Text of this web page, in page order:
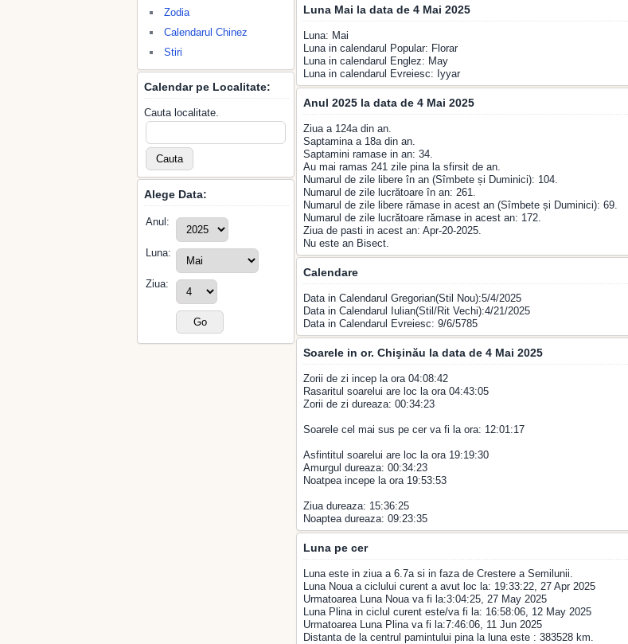
Zodia
Calendarul Chinez
Stiri
Calendar pe Localitate:
Cauta localitate.
Alege Data:
Anul:
Luna:
Ziua:
Luna Mai la data de 4 Mai 2025
Luna: Mai
Luna in calendarul Popular: Florar
Luna in calendarul Englez: May
Luna in calendarul Evreiesc: Iyyar
Anul 2025 la data de 4 Mai 2025
Ziua a 124a din an.
Saptamina a 18a din an.
Saptamini ramase in an: 34.
Au mai ramas 241 zile pina la sfirsit de an.
Numarul de zile libere în an (Sîmbete și Duminici): 104.
Numarul de zile lucrătoare în an: 261.
Numarul de zile libere rămase in acest an (Sîmbete și Duminici): 69.
Numarul de zile lucrătoare rămase in acest an: 172.
Ziua de pasti in acest an: Apr-20-2025.
Nu este an Bisect.
Calendare
Data in Calendarul Gregorian(Stil Nou):5/4/2025
Data in Calendarul Iulian(Stil/Rit Vechi):4/21/2025
Data in Calendarul Evreiesc: 9/6/5785
Soarele in or. Chişinău la data de 4 Mai 2025
Zorii de zi incep la ora 04:08:42
Rasaritul soarelui are loc la ora 04:43:05
Zorii de zi dureaza: 00:34:23
Soarele cel mai sus pe cer va fi la ora: 12:01:17
Asfintitul soarelui are loc la ora 19:19:30
Amurgul dureaza: 00:34:23
Noatpea incepe la ora 19:53:53
Ziua dureaza: 15:36:25
Noaptea dureaza: 09:23:35
Luna pe cer
Luna este in ziua a 6.7a si in faza de Crestere a Semilunii.
Luna Noua a ciclului curent a avut loc la: 19:33:22, 27 Apr 2025
Urmatoarea Luna Noua va fi la:3:04:25, 27 May 2025
Luna Plina in ciclul curent este/va fi la: 16:58:06, 12 May 2025
Urmatoarea Luna Plina va fi la:7:46:06, 11 Jun 2025
Distanta de la centrul pamintului pina la luna este : 383528 km.